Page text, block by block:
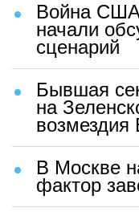
Война
начали
сценарий
Бывшая
на
В Москве
фактор